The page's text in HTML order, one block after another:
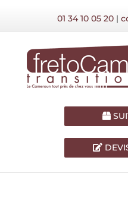
01 34 10 05 20|